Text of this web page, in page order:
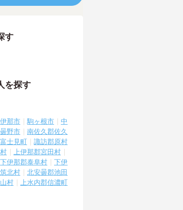
す
を探す
伊那市 駒ヶ根市
中
野市
南佐久郡佐久
士見町
諏訪郡原村
上伊那郡宮田村
下伊那郡泰阜村
下伊
北村
北安曇郡池田
村
上水内郡信濃町